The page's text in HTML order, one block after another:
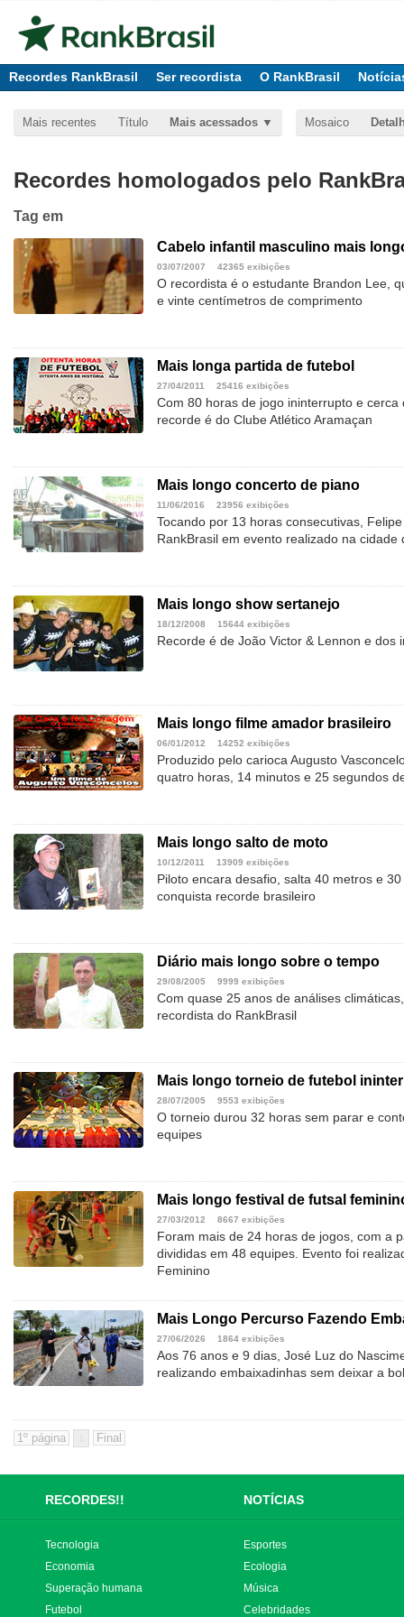
Recordes RankBrasil Ser recordista O RankBrasil
Mais recentes Título Mais acessados Mosaico
Recordes homologados pelo
Tag em
Cabelo infantil masculino mais
03/07/2007 42365 exibições
O recordista é o estudante Brandon Lee,
e vinte centímetros de comprimento
Mais longa partida de futebol
27/04/2011 25416 exibições
Com 80 horas de jogo ininterrupto e
recorde é do Clube Atlético Aramaçan
Mais longo concerto de piano
11/06/2016 23956 exibições
Tocando por 13 horas consecutivas,
RankBrasil em evento realizado na cidade
Mais longo show sertanejo
18/12/2008 15644 exibições
Recorde é de João Victor & Lennon e dos
Mais longo filme amador brasileiro
06/01/2012 14252 exibições
Produzido pelo carioca Augusto
quatro horas, 14 minutos e 25 segundos
Mais longo salto de moto
10/12/2011 13909 exibições
Piloto encara desafio, salta 40 metros e
conquista recorde brasileiro
Diário mais longo sobre o tempo
29/08/2005 9999 exibições
Com quase 25 anos de análises
recordista do RankBrasil
Mais longo torneio de futebol
28/07/2005 9553 exibições
O torneio durou 32 horas sem parar e
equipes
Mais longo festival de futsal
27/03/2012 8667 exibições
Foram mais de 24 horas de jogos, com a
divididas em 48 equipes. Evento foi
Feminino
Mais Longo Percurso Fazendo
27/06/2026 1864 exibições
Aos 76 anos e 9 dias, José Luz do
realizando embaixadinhas sem deixar a
RECORDES!! NOTÍCIAS
Tecnologia
Economia
Superação humana
Futebol
Esportes
Ecologia
Música
Celebridades